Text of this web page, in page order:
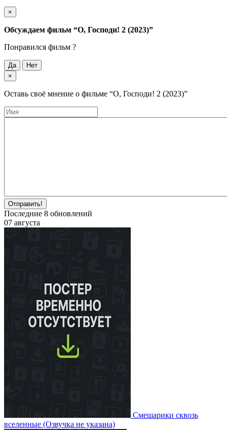
×
Обсуждаем фильм “О, Господи! 2 (2023)”
Понравился фильм ?
Да
Нет
×
Оставь своё мнение о фильме “О, Господи! 2 (2023)”
Отправить!
Последние 8 обновлений
07 августа
Смешарики сквозь
вселенные (Озвучка не указана)